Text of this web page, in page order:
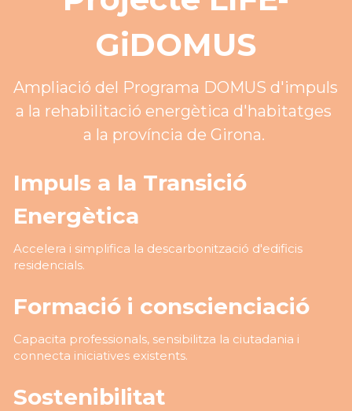
GiDOMUS
Ampliació del Programa DOMUS d'impuls
a la rehabilitació energètica d'habitatges
a la província de Girona.
Impuls a la Transició
Energètica
Accelera i simplifica la descarbonització d'edificis
residencials.
Formació i conscienciació
Capacita professionals, sensibilitza la ciutadania i
connecta iniciatives existents.
Sostenibilitat